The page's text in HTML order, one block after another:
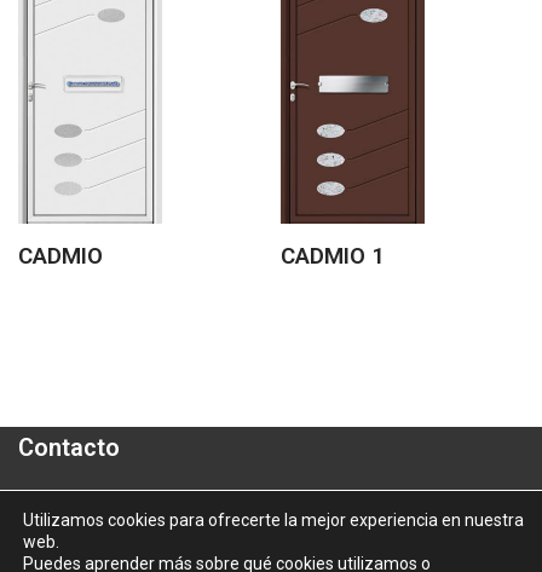
CADMIO CADMIO 1
Contacto
Polígono Industrial "A Granxa"- Paralela 2- Parcela 16
informacion@aluporta.com
Utilizamos cookies para ofrecerte la mejor experiencia en nuestra
web.
Puedes aprender más sobre qué cookies utilizamos o